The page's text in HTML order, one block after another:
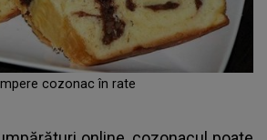
cozonac în rate